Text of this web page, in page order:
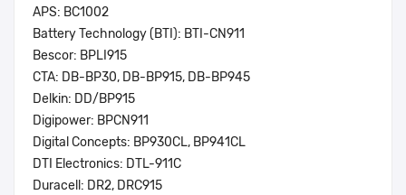
APS: BC1002
Battery Technology (BTI): BTI-CN911
Bescor: BPLI915
CTA: DB-BP30, DB-BP915, DB-BP945
Delkin: DD/BP915
Digipower: BPCN911
Digital Concepts: BP930CL, BP941CL
DTI Electronics: DTL-911C
Duracell: DR2, DRC915